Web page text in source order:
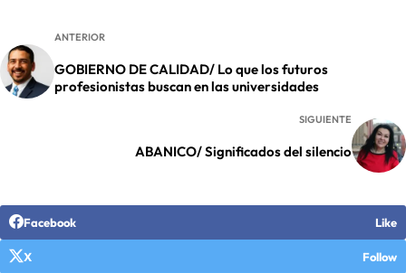
ANTERIOR
GOBIERNO DE CALIDAD/ Lo que los futuros
profesionistas buscan en las universidades
SIGUIENTE
ABANICO/ Significados del silencio
Facebook Like
X Follow